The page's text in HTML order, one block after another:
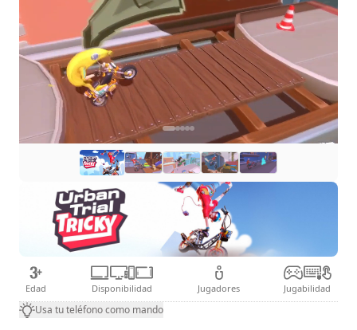
Edad Disponibilidad Jugadores Jugabilidad
Usa tu teléfono como mando